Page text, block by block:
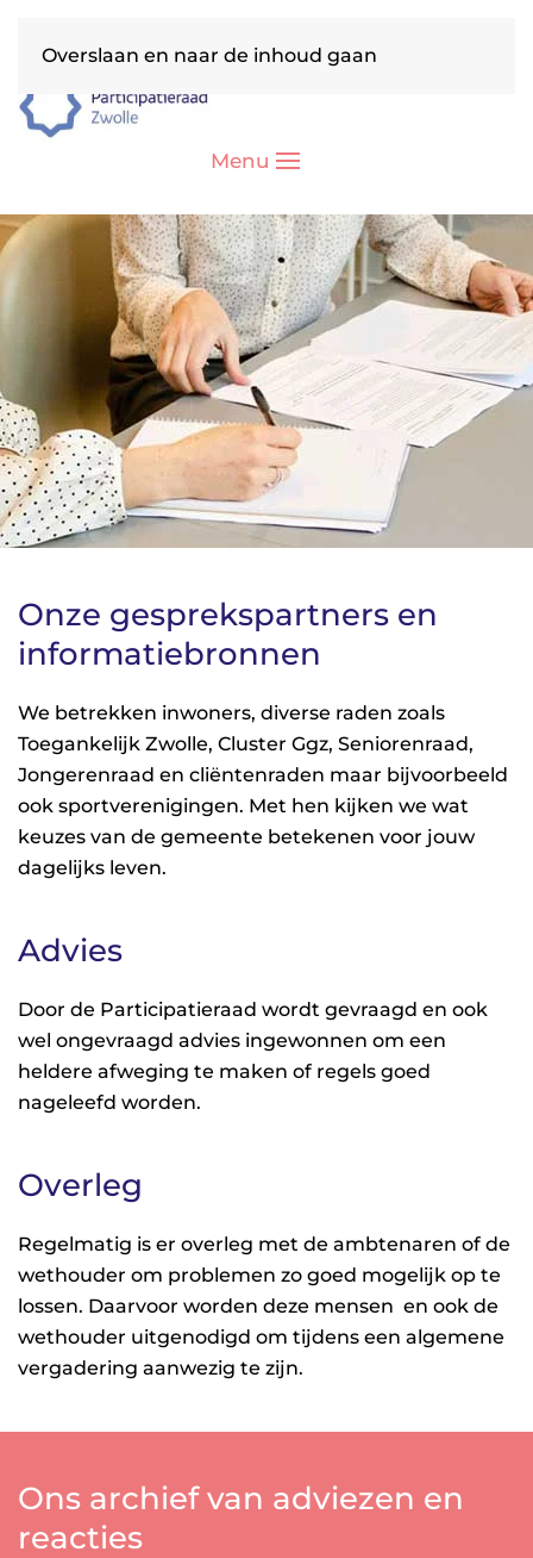
Overslaan en naar de inhoud gaan
Menu
Onze gesprekspartners en
informatiebronnen
We betrekken inwoners, diverse raden zoals
Toegankelijk Zwolle, Cluster Ggz, Seniorenraad,
Jongerenraad en cliëntenraden maar bijvoorbeeld
ook sportverenigingen. Met hen kijken we wat
keuzes van de gemeente betekenen voor jouw
dagelijks leven.
Advies
Door de Participatieraad wordt gevraagd en ook
wel ongevraagd advies ingewonnen om een
heldere afweging te maken of regels goed
nageleefd worden.
Overleg
Regelmatig is er overleg met de ambtenaren of de
wethouder om problemen zo goed mogelijk op te
lossen. Daarvoor worden deze mensen en ook de
wethouder uitgenodigd om tijdens een algemene
vergadering aanwezig te zijn.
Ons archief van adviezen en
reacties